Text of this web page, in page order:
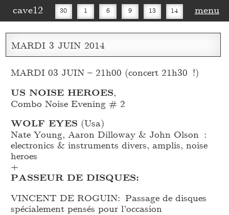
cave12 30 1 6 9 13 14
16 20 27 30
menu
MARDI 3 JUIN 2014
MARDI 03 JUIN – 21h00 (concert 21h30 !)
US NOISE HEROES,
Combo Noise Evening # 2
WOLF EYES (Usa)
Nate Young, Aaron Dilloway & John Olson :
electronics & instruments divers, amplis, noise
heroes
+
PASSEUR DE DISQUES:
VINCENT DE ROGUIN: Passage de disques
spécialement pensés pour l’occasion